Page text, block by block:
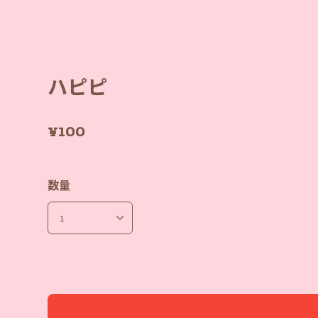
ハピピ
¥100
数量